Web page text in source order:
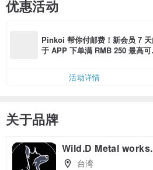
优惠活动
Pinkoi 帮你付邮费！新会员 7
于 APP 下单满 RMB 250 最高可
活动详情
关于品牌
Wild.D Metal
台湾